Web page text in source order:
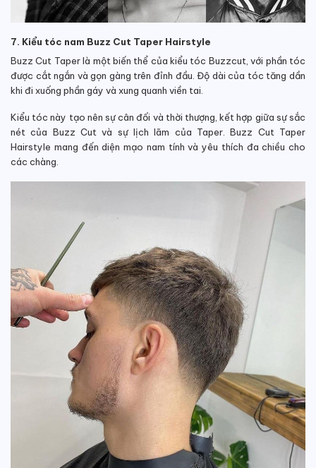
7. Kiểu tóc nam Buzz Cut Taper Hairstyle
Buzz Cut Taper là một biến thể của kiểu tóc Buzzcut, với phần tóc
được cắt ngắn và gọn gàng trên đỉnh đầu. Độ dài của tóc tăng dần
khi đi xuống phần gáy và xung quanh viền tai.
Kiểu tóc này tạo nên sự cân đối và thời thượng, kết hợp giữa sự sắc
nét của Buzz Cut và sự lịch lãm của Taper. Buzz Cut Taper
Hairstyle mang đến diện mạo nam tính và yêu thích đa chiều cho
các chàng.